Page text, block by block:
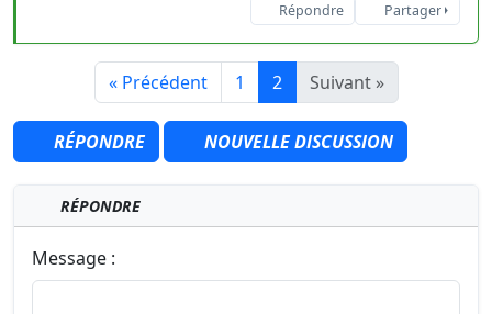
Répondre Partager
« Précédent 1 2 Suivant »
RÉPONDRE NOUVELLE DISCUSSION
RÉPONDRE
Message :